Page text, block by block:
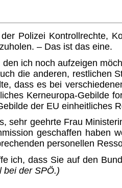
Polizei Kontrollrechte,
– Das ist das eine.
ich noch aufzeigen
die anderen, restlichen
dass es bei
Kerneuropa-Gebilde
der EU einheitliches
sehr geehrte Frau
geschaffen haben
personellen
ich, dass Sie auf den
bei der SPÖ.)